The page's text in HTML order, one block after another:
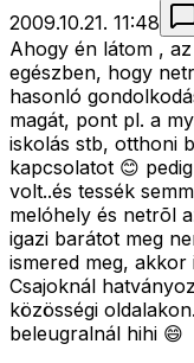
2009.10.21. 11:48
Ahogy én látom ,
egészben, hogy
hasonló
magát, pont pl. a
iskolás stb, otthoni
kapcsolatot 😊
volt..és tessék
melóhely és netrõl
igazi barátot meg
ismered meg,
Csajoknál
közösségi
beleugralnál hihi 😄